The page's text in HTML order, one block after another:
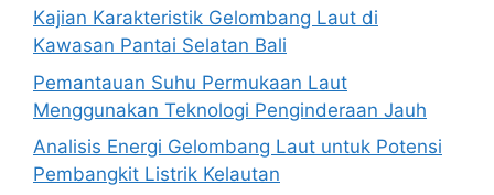
Kajian Karakteristik Gelombang Laut di
Kawasan Pantai Selatan Bali
Pemantauan Suhu Permukaan Laut
Menggunakan Teknologi Penginderaan Jauh
Analisis Energi Gelombang Laut untuk Potensi
Pembangkit Listrik Kelautan